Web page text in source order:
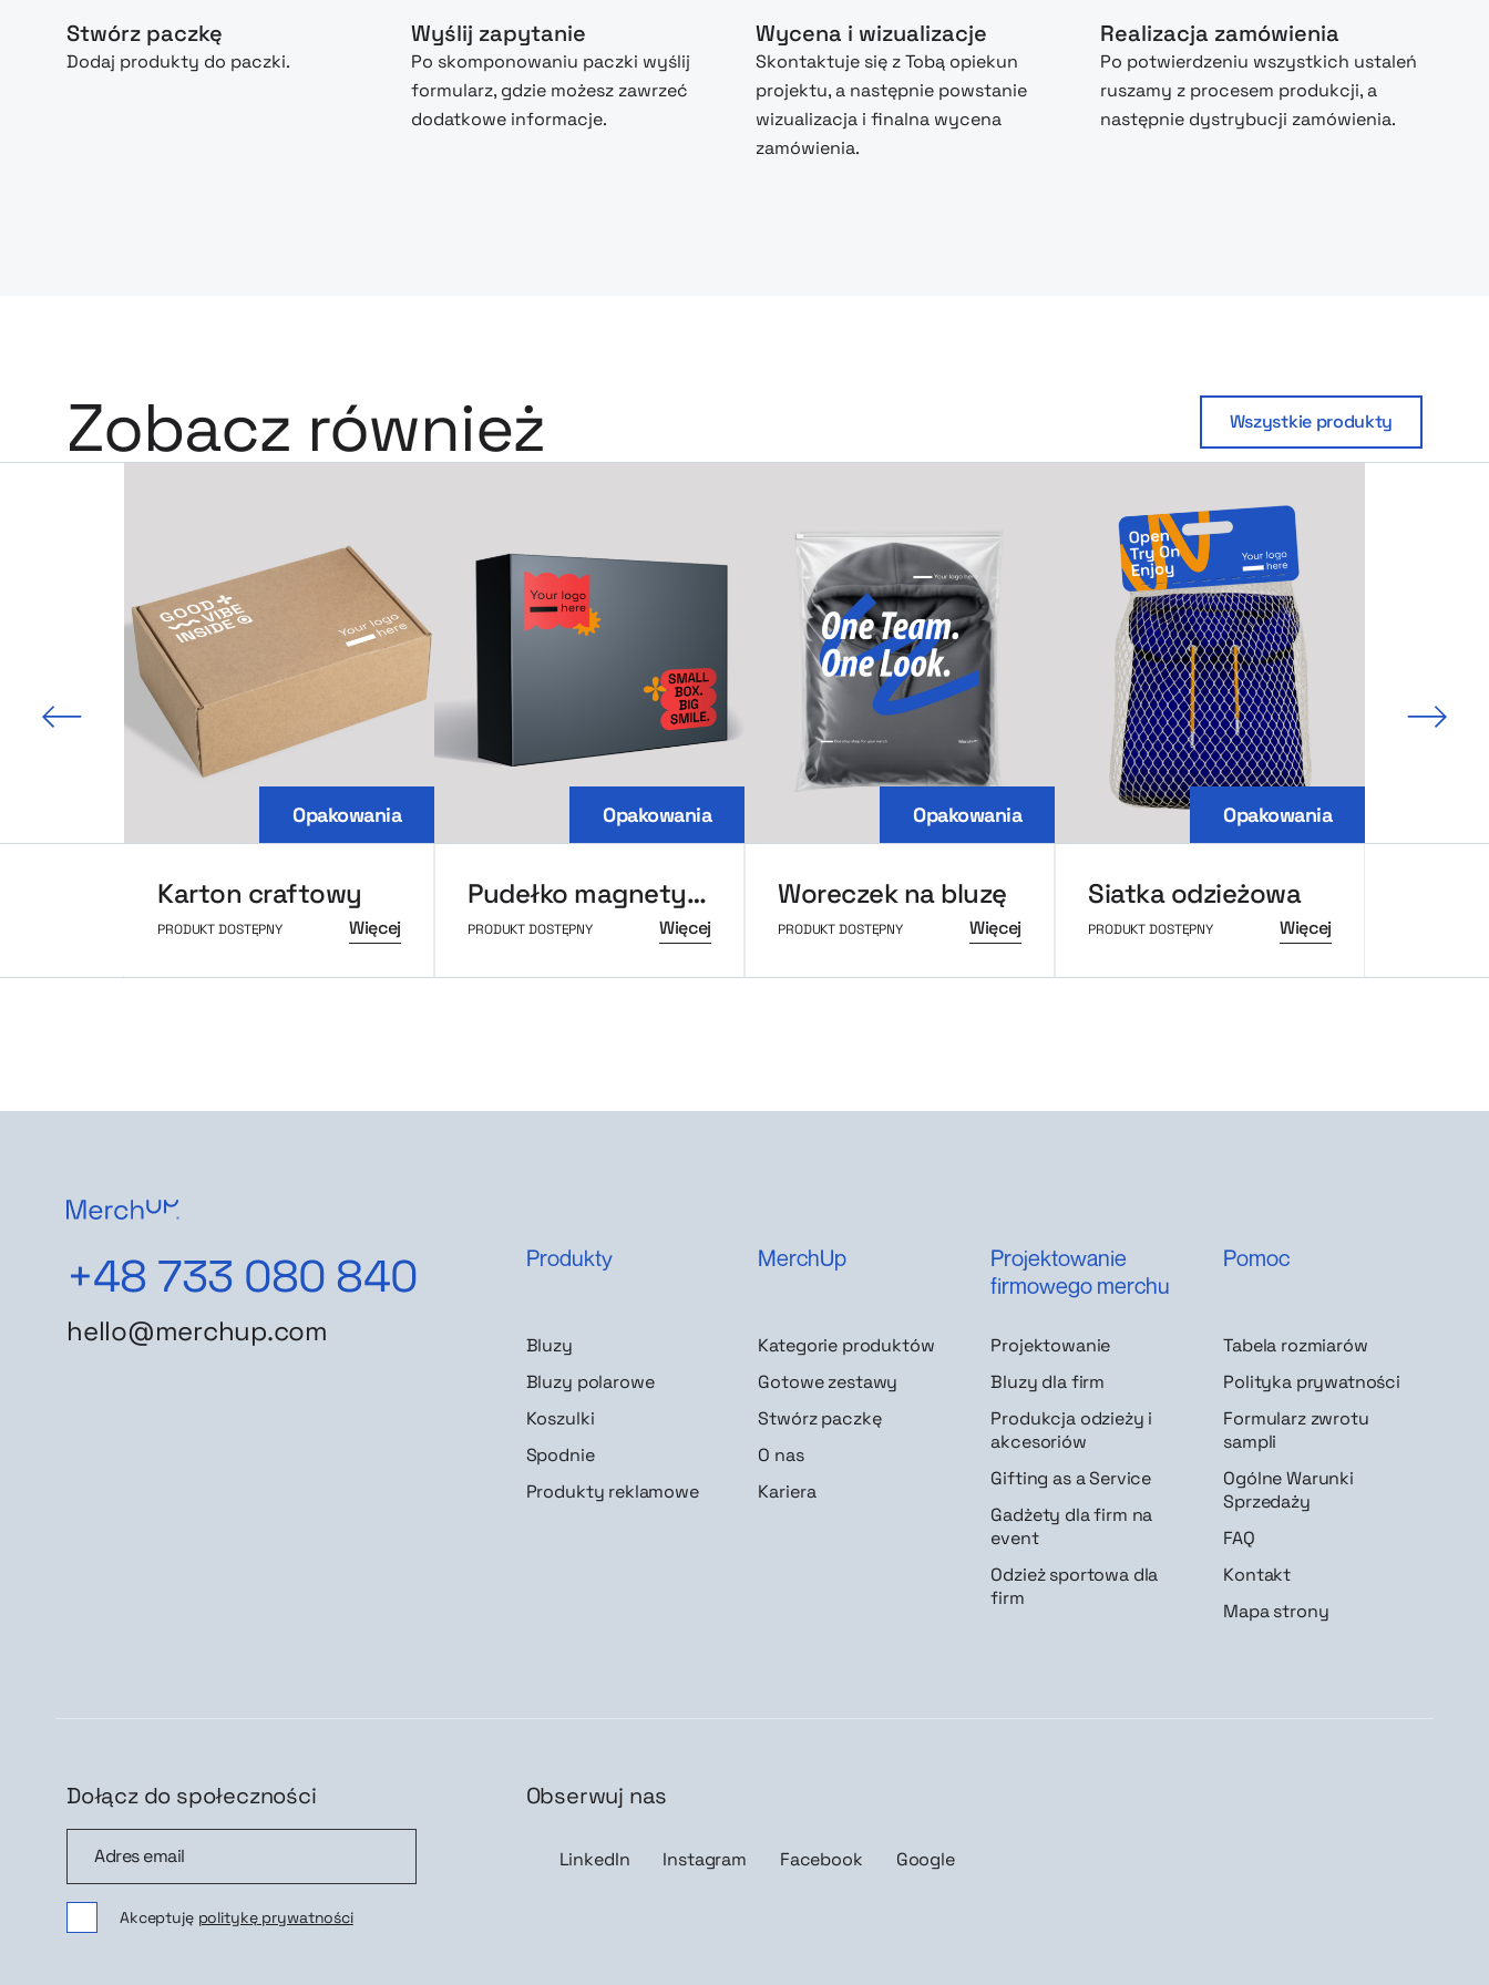
Stwórz paczkę
Dodaj produkty do paczki.
Wyślij zapytanie
Po skomponowaniu paczki wyślij
formularz, gdzie możesz zawrzeć
dodatkowe informacje.
Wycena i wizualizacje
Skontaktuje się z Tobą opiekun
projektu, a następnie powstanie
wizualizacja i finalna wycena
zamówienia.
Realizacja zamówienia
Po potwierdzeniu wszystkich ustaleń
ruszamy z procesem produkcji, a
następnie dystrybucji zamówienia.
Zobacz również Wszystkie produkty
Opakowania
Karton craftowy
PRODUKT DOSTĘPNY Więcej
Opakowania
Pudełko magnetyczne S
PRODUKT DOSTĘPNY Więcej
Opakowania
Woreczek na bluzę
PRODUKT DOSTĘPNY Więcej
Opakowania
Siatka odzieżowa
PRODUKT DOSTĘPNY Więcej
+48 733 080 840
hello@merchup.com
Produkty
Bluzy
Bluzy polarowe
Koszulki
Spodnie
Produkty reklamowe
MerchUp
Kategorie produktów
Gotowe zestawy
Stwórz paczkę
O nas
Kariera
Projektowanie
firmowego merchu
Projektowanie
Bluzy dla firm
Produkcja odzieży i
akcesoriów
Gifting as a Service
Gadżety dla firm na
event
Odzież sportowa dla
firm
Pomoc
Tabela rozmiarów
Polityka prywatności
Formularz zwrotu
sampli
Ogólne Warunki
Sprzedaży
FAQ
Kontakt
Mapa strony
Dołącz do społeczności
Zapisz mnie
Akceptuję politykę prywatności
Obserwuj nas
LinkedIn Instagram Facebook Google